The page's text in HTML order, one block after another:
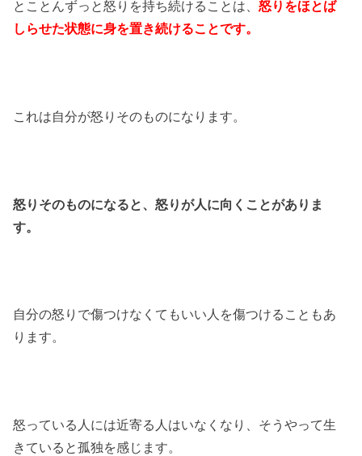
とことんずっと怒りを持ち続けることは、怒りをほとば
しらせた状態に身を置き続けることです。
これは自分が怒りそのものになります。
怒りそのものになると、怒りが人に向くことがありま
す。
自分の怒りで傷つけなくてもいい人を傷つけることもあ
ります。
怒っている人には近寄る人はいなくなり、そうやって生
きていると孤独を感じます。